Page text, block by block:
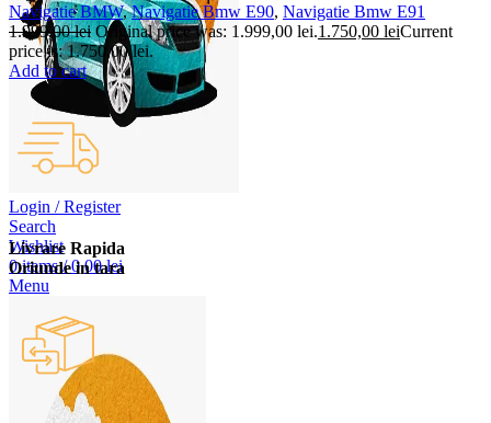
Login / Register
Search
Wishlist
0items / 0,00lei
Menu
Navigatie BMW,Navigatie Bmw E90, Navigatie Bmw E91
1.999,00lei Original price was: 1.999,00 lei.1.750,00 leiCurrent
price is: 1.750,00 lei.
Add to cart
Livrare Rapida
Oriunde in tara